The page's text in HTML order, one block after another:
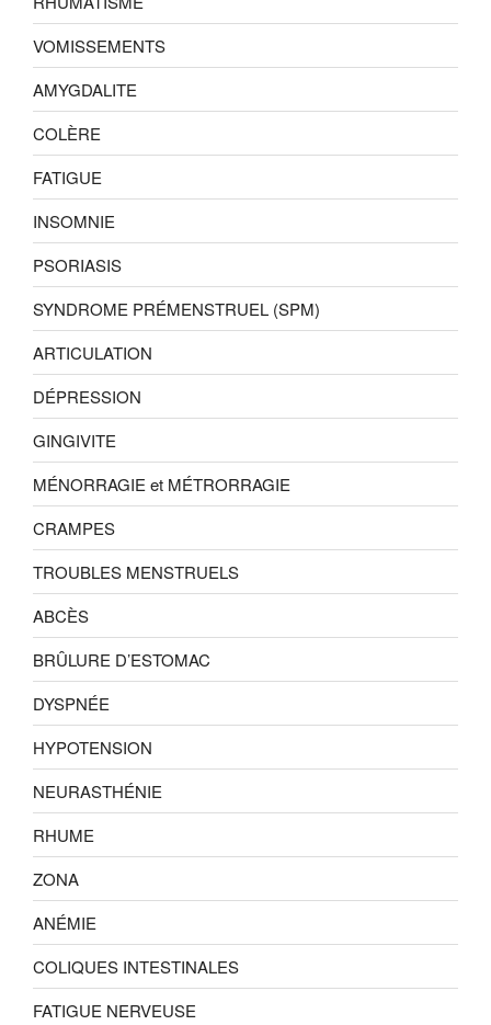
VOMISSEMENTS
AMYGDALITE
COLÈRE
FATIGUE
INSOMNIE
PSORIASIS
SYNDROME PRÉMENSTRUEL (SPM)
ARTICULATION
DÉPRESSION
GINGIVITE
MÉNORRAGIE et MÉTRORRAGIE
CRAMPES
TROUBLES MENSTRUELS
ABCÈS
BRÛLURE D’ESTOMAC
DYSPNÉE
HYPOTENSION
NEURASTHÉNIE
RHUME
ZONA
ANÉMIE
COLIQUES INTESTINALES
FATIGUE NERVEUSE